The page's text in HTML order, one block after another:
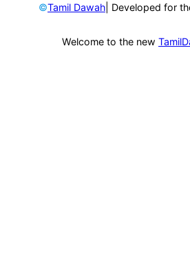
©Tamil Dawah | Developed for
Welcome to the new